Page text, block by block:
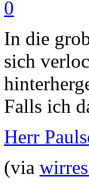
0
In die
sich
Falls ich
Herr
(via